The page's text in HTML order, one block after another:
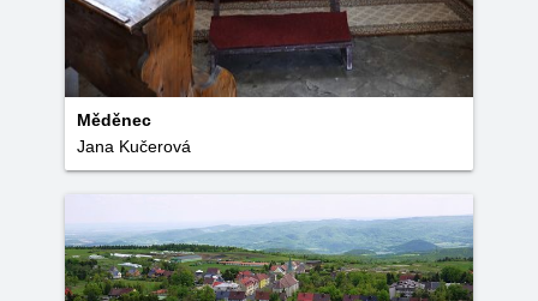
Měděnec
Jana Kučerová